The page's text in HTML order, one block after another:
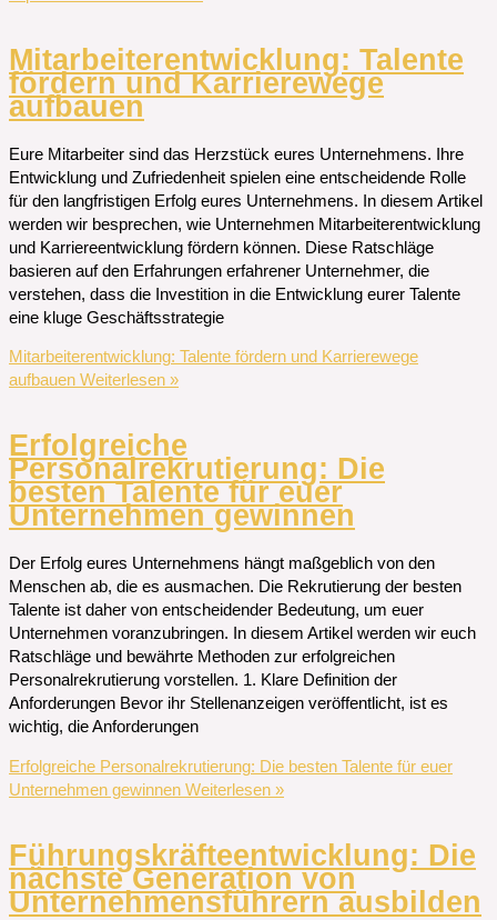
Mitarbeiterentwicklung: Talente
fördern und Karrierewege
aufbauen
Eure Mitarbeiter sind das Herzstück eures Unternehmens. Ihre
Entwicklung und Zufriedenheit spielen eine entscheidende Rolle
für den langfristigen Erfolg eures Unternehmens. In diesem Artikel
werden wir besprechen, wie Unternehmen Mitarbeiterentwicklung
und Karriereentwicklung fördern können. Diese Ratschläge
basieren auf den Erfahrungen erfahrener Unternehmer, die
verstehen, dass die Investition in die Entwicklung eurer Talente
eine kluge Geschäftsstrategie
Mitarbeiterentwicklung: Talente fördern und Karrierewege
aufbauen Weiterlesen »
Erfolgreiche
Personalrekrutierung: Die
besten Talente für euer
Unternehmen gewinnen
Der Erfolg eures Unternehmens hängt maßgeblich von den
Menschen ab, die es ausmachen. Die Rekrutierung der besten
Talente ist daher von entscheidender Bedeutung, um euer
Unternehmen voranzubringen. In diesem Artikel werden wir euch
Ratschläge und bewährte Methoden zur erfolgreichen
Personalrekrutierung vorstellen. 1. Klare Definition der
Anforderungen Bevor ihr Stellenanzeigen veröffentlicht, ist es
wichtig, die Anforderungen
Erfolgreiche Personalrekrutierung: Die besten Talente für euer
Unternehmen gewinnen Weiterlesen »
Führungskräfteentwicklung: Die
nächste Generation von
Unternehmensführern ausbilden